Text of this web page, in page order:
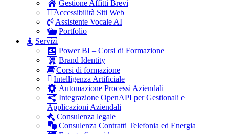
Gestione Affitti Brevi
Accessibilità Siti Web
Assistente Vocale AI
Portfolio
Servizi
Power BI – Corsi di Formazione
Brand Identity
Corsi di formazione
Intelligenza Artificiale
Automazione Processi Aziendali
Integrazione OpenAPI per Gestionali e
Applicazioni Aziendali
Consulenza legale
Consulenza Contratti Telefonia ed Energia